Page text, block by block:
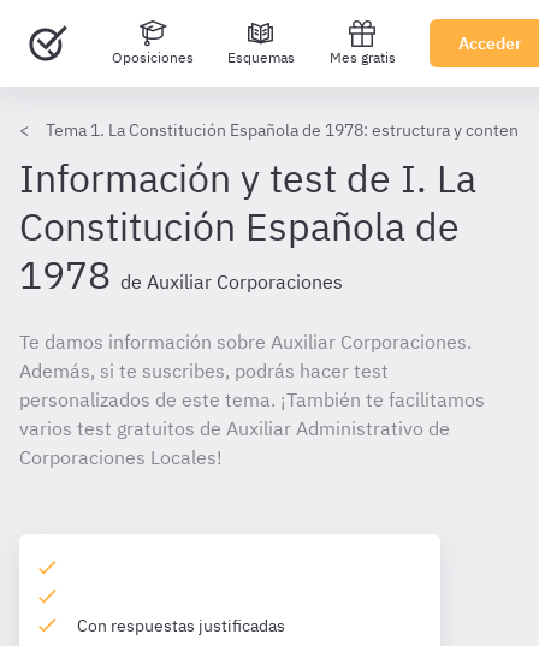
Oposiciones Esquemas Mes gratis
Acceder
Tema 1. La Constitución Española de 1978: estructura y
Información y test de I. La
Constitución Española de
1978 de Auxiliar Corporaciones
Te damos información sobre Auxiliar Corporaciones.
Además, si te suscribes, podrás hacer test
personalizados de este tema. ¡También te facilitamos
varios test gratuitos de Auxiliar Administrativo de
Corporaciones Locales!
Con respuestas justificadas